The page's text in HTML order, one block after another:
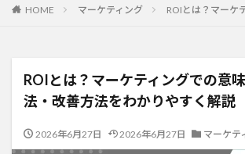
HOME マーケティング ROIとは？マーケ
ROIとは？マーケティングでの意
法・改善方法をわかりやすく解説
2026年6月27日 2026年6月27日 マーケテ